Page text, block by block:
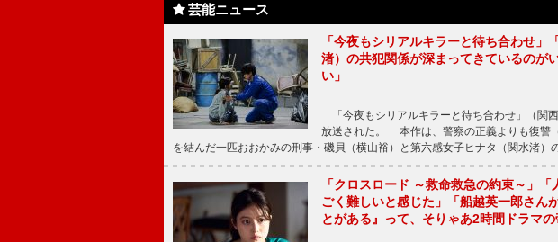
芸能ニュース
「今夜もシリアルキラーと待ち合わせ」
渚）の共犯関係が深まってきているのが
い」
「今夜もシリアルキラーと待ち合わせ」（関
放送された。 本作は、警察の正義よりも復讐
を結んだ一匹おおかみの刑事・磯貝（横山裕）と第六感女子ヒナタ（関水渚）
「クロスロード ～救命救急の約束～」
ごく難しいと感じた」「船越英一郎さん
とがある』って、そりゃあ2時間ドラマの